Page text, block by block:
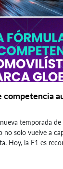
competencia
temporada de
no solo vuelve a
Hoy, la F1 es
trasciende el